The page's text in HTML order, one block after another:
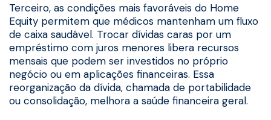
Terceiro, as condições mais favoráveis do Home
Equity permitem que médicos mantenham um fluxo
de caixa saudável. Trocar dívidas caras por um
empréstimo com juros menores libera recursos
mensais que podem ser investidos no próprio
negócio ou em aplicações financeiras. Essa
reorganização da dívida, chamada de portabilidade
ou consolidação, melhora a saúde financeira geral.